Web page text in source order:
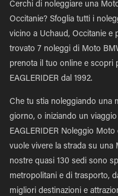
Cerchi di noleggiare una
Occitanie? Sfoglia tutti i
vicino a Uchaud, Occitanie e
trovato 7 noleggi di Moto
prenota il tuo online e scopri
EAGLERIDER dal 1992.
Che tu stia noleggiando una
giorno, o iniziando un
EAGLERIDER Noleggio
vuole vivere la strada su
nostre quasi 130 sedi sono
metropolitani e di trasporto,
migliori destinazioni e